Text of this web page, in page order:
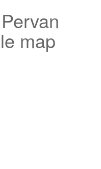
Pervan
map